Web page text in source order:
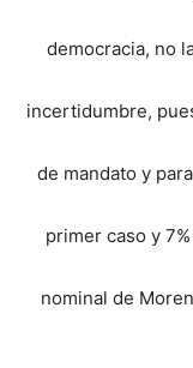
democracia, no
incertidumbre,
de mandato y
primer caso y
nominal de